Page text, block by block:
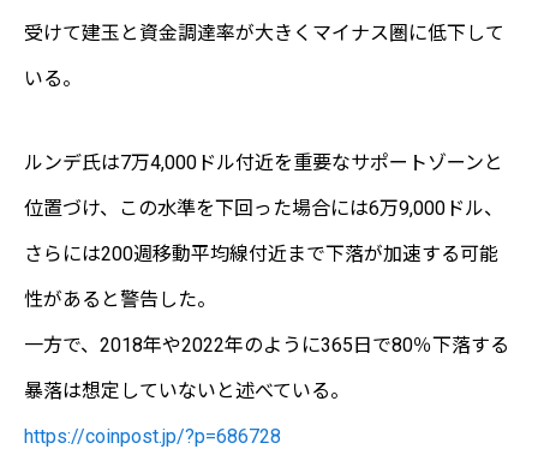
受けて建玉と資金調達率が大きくマイナス圏に低下して
いる。
ルンデ氏は7万4,000ドル付近を重要なサポートゾーンと
位置づけ、この水準を下回った場合には6万9,000ドル、
さらには200週移動平均線付近まで下落が加速する可能
性があると警告した。
一方で、2018年や2022年のように365日で80％下落する
暴落は想定していないと述べている。
https://coinpost.jp/?p=686728